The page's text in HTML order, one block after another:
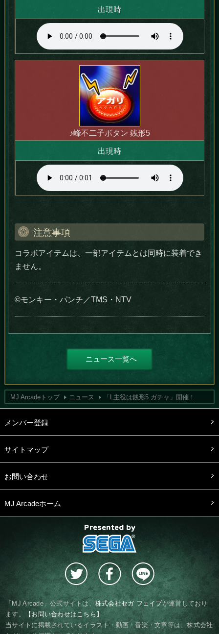
出現時
♪峰不二子ボタン 銭形5
出現時
注意事項
コラボアイテムは、一部アイテムとは同時に装着でき
ません。
©モンキー・パンチ／TMS・NTV
ニュース一覧へ
MJ Arcadeトップ ニュース 「L主役は銭形5 ガチャ」開催！
メンバー登録
サイトマップ
お問い合わせ
MJ Arcadeホーム
「MJ Arcade」公式サイトは、株式会社セガ フェイブが運営しており
ます。
【お問い合わせはこちら】
当サイトに掲載されているイラスト・動画・音楽・文章等は、株式会社